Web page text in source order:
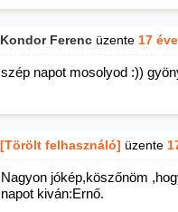
Kondor Ferenc üzente 17 éve
szép napot mosolyod :))
[Törölt felhasználó] üzente
Nagyon jókép,köszőnöm
napot kiván:Ernő.